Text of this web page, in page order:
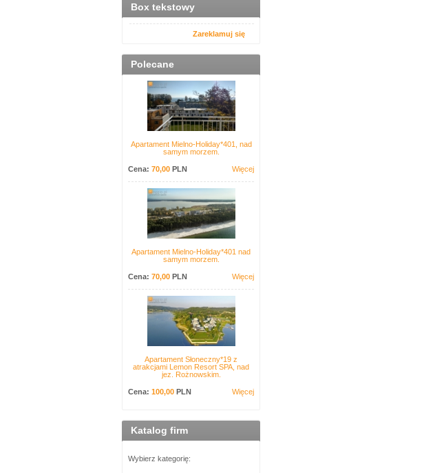
Box tekstowy
Zareklamuj się
Polecane
Apartament Mielno-Holiday*401, nad
samym morzem.
Cena: 70,00 PLN Więcej
Apartament Mielno-Holiday*401 nad
samym morzem.
Cena: 70,00 PLN Więcej
Apartament Słoneczny*19 z
atrakcjami Lemon Resort SPA, nad
jez. Rożnowskim.
Cena: 100,00 PLN Więcej
Katalog firm
Wybierz kategorię: